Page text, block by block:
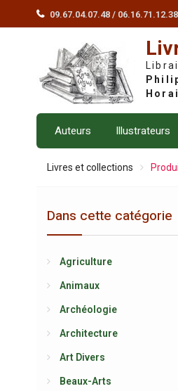
09.67.04.07.48 / 06.16.71.12.38
Auteurs Illustrateurs
Livres et collections
Dans cette catégorie
Agriculture
Animaux
Archéologie
Architecture
Art Divers
Beaux-Arts